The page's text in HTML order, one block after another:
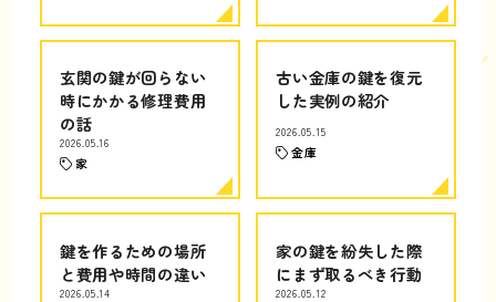
玄関の鍵が回らない
時にかかる修理費用
の話
2026.05.16
家
古い金庫の鍵を復元
した実例の紹介
2026.05.15
金庫
鍵を作るための場所
と費用や時間の違い
2026.05.14
家の鍵を紛失した際
にまず取るべき行動
2026.05.12